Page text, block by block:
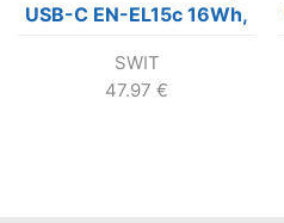
USB-C EN-EL15c 16Wh,
battery with indicators,
SWIT
47.97 €